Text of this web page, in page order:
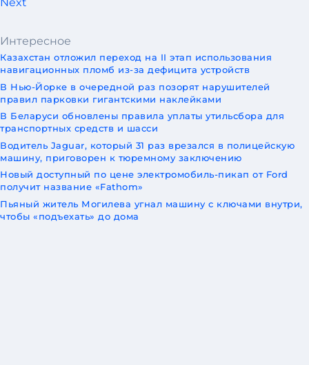
Интересное
Казахстан отложил переход на II этап использования
навигационных пломб из-за дефицита устройств
В Нью-Йорке в очередной раз позорят нарушителей
правил парковки гигантскими наклейками
В Беларуси обновлены правила уплаты утильсбора для
транспортных средств и шасси
Водитель Jaguar, который 31 раз врезался в полицейскую
машину, приговорен к тюремному заключению
Новый доступный по цене электромобиль-пикап от Ford
получит название «Fathom»
Пьяный житель Могилева угнал машину с ключами внутри,
чтобы «подъехать» до дома